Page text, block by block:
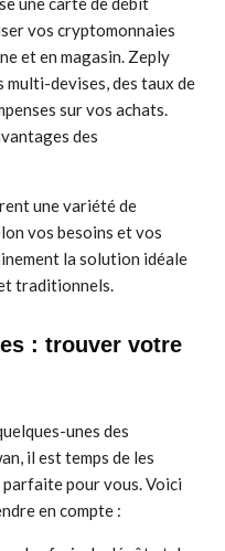
vos cryptomonnaies
et en magasin. Zeply
multi-devises, des taux de
sur vos achats.
des
une variété de
vos besoins et vos
la solution idéale
traditionnels.
: trouver votre
unes des
il est temps de les
pour vous. Voici
en compte :